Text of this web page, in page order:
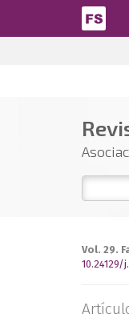
Pasar al contenido
Vol. 29.
10.24129/